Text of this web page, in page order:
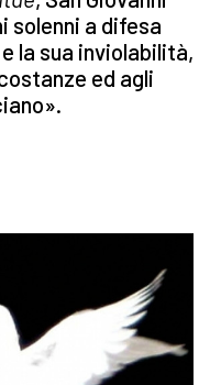
solenni a difesa
la sua inviolabilità,
ed agli